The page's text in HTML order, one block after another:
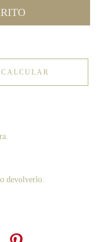
CALCULAR
devolverlo.